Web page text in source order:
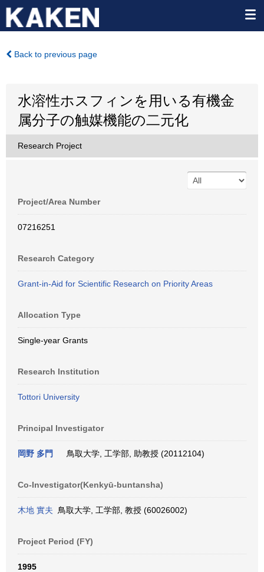
Back to previous page
水溶性ホスフィンを用いる有機金
属分子の触媒機能の二元化
Research Project
Project/Area Number
07216251
Research Category
Grant-in-Aid for Scientific Research on Priority Areas
Allocation Type
Single-year Grants
Research Institution
Tottori University
Principal Investigator
岡野 多門 鳥取大学, 工学部, 助教授 (20112104)
Co-Investigator(Kenkyū-buntansha)
木地 實夫 鳥取大学, 工学部, 教授 (60026002)
Project Period (FY)
1995